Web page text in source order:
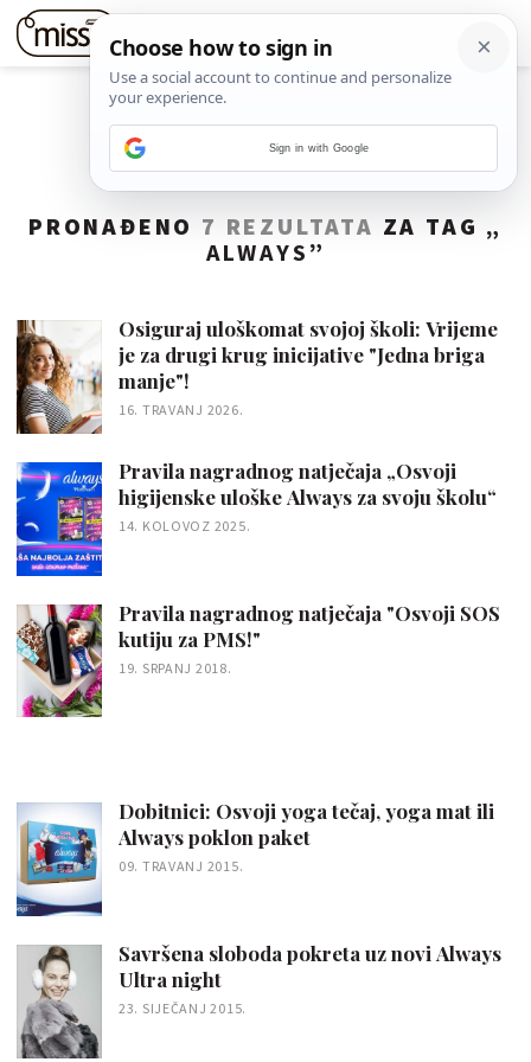
PRONAĐENO 7 REZULTATA ZA TAG „
ALWAYS ”
Osiguraj uloškomat svojoj školi: Vrijeme
je za drugi krug inicijative "Jedna briga
manje"!
16. TRAVANJ 2026.
Pravila nagradnog natječaja „Osvoji
higijenske uloške Always za svoju školu“
14. KOLOVOZ 2025.
Pravila nagradnog natječaja "Osvoji SOS
kutiju za PMS!"
19. SRPANJ 2018.
Dobitnici: Osvoji yoga tečaj, yoga mat ili
Always poklon paket
09. TRAVANJ 2015.
Savršena sloboda pokreta uz novi Always
Ultra night
23. SIJEČANJ 2015.
Sign in with Google